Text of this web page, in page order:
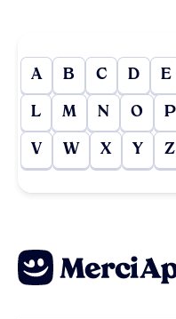
A B C D E
L M N O P
V W X Y Z